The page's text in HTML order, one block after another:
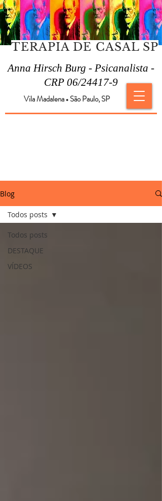
TERAPIA DE CASAL SP
Anna Hirsch Burg - Psicanalista -
CRP 06/24417-9
Vila Madalena ●São Paulo, SP
Blog
Todos posts
DESTAQUE
VÍDEOS
Todos posts